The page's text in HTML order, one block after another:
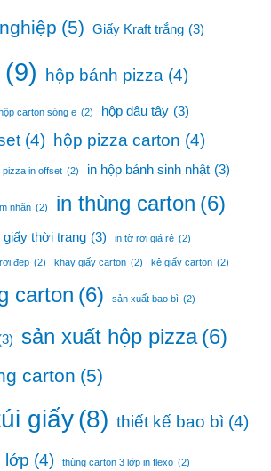
(5) Giấy Kraft trắng (3)
(9) hộp bánh pizza (4)
carton sóng e (2) hộp dâu tây (3)
(4) hộp pizza carton (4)
pizza in offset (2) in hộp bánh sinh nhật (3)
nhãn (2) in thùng carton (6)
giấy thời trang (3) in tờ rơi giá rẻ (2)
đẹp (2) khay giấy carton (2) kệ giấy carton (2)
carton (6) sản xuất bao bì (2)
sản xuất hộp pizza (6)
carton (5)
giấy(8) thiết kế bao bì (4)
lớp (4) thùng carton 3 lớp in flexo (2)